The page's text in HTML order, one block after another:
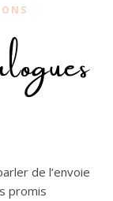
de l’envoie
promis